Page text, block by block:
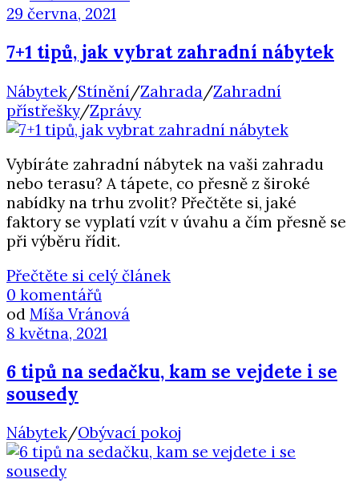
29 června, 2021
7+1 tipů, jak vybrat zahradní nábytek
Nábytek/Stínění/Zahrada /Zahradní
přístřešky/Zprávy
Vybíráte zahradní nábytek na vaši zahradu
nebo terasu? A tápete, co přesně z široké
nabídky na trhu zvolit? Přečtěte si, jaké
faktory se vyplatí vzít v úvahu a čím přesně se
při výběru řídit.
Přečtěte si celý článek
0 komentářů
od Míša Vránová
8 května, 2021
6 tipů na sedačku, kam se vejdete i se
sousedy
Nábytek/Obývací pokoj